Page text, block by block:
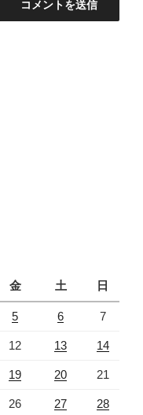
金 土 日
5 6 7
12 13 14
19 20 21
26 27 28